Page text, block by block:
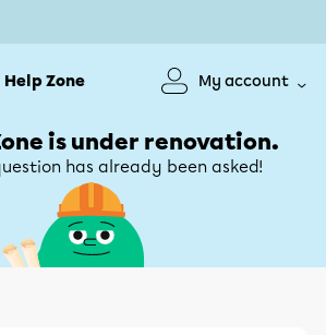
Help Zone My account
is under renovation.
has already been asked!